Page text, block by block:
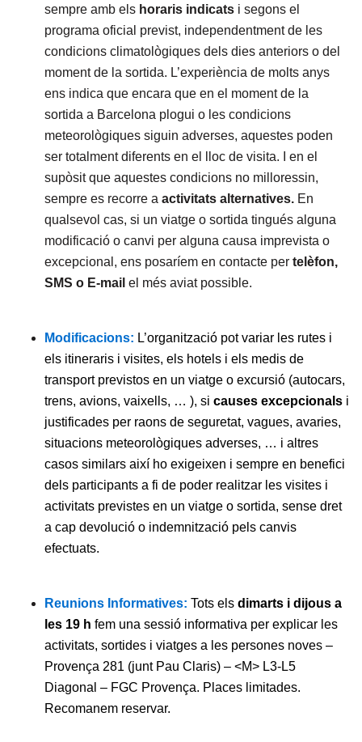
sempre amb els horaris indicats i segons el
programa oficial previst, independentment de les
condicions climatològiques dels dies anteriors o del
moment de la sortida. L’experiència de molts anys
ens indica que encara que en el moment de la
sortida a Barcelona plogui o les condicions
meteorològiques siguin adverses, aquestes poden
ser totalment diferents en el lloc de visita. I en el
supòsit que aquestes condicions no milloressin,
sempre es recorre a activitats alternatives. En
qualsevol cas, si un viatge o sortida tingués alguna
modificació o canvi per alguna causa imprevista o
excepcional, ens posaríem en contacte per telèfon,
SMS o E-mail el més aviat possible.
Modificacions: L’organització pot variar les rutes i
els itineraris i visites, els hotels i els medis de
transport previstos en un viatge o excursió (autocars,
trens, avions, vaixells, … ), si causes excepcionals i
justificades per raons de seguretat, vagues, avaries,
situacions meteorològiques adverses, … i altres
casos similars així ho exigeixen i sempre en benefici
dels participants a fi de poder realitzar les visites i
activitats previstes en un viatge o sortida, sense dret
a cap devolució o indemnització pels canvis
efectuats.
Reunions Informatives: Tots els dimarts i dijous a
les 19 h fem una sessió informativa per explicar les
activitats, sortides i viatges a les persones noves –
Provença 281 (junt Pau Claris) – <M> L3-L5
Diagonal – FGC Provença. Places limitades.
Recomanem reservar.